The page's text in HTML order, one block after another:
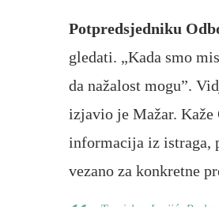
Potpredsjedniku
gledati. „Kada smo
da nažalost mogu”.
izjavio je Mažar. Kaže
informacija iz istraga,
vezano za konkretne